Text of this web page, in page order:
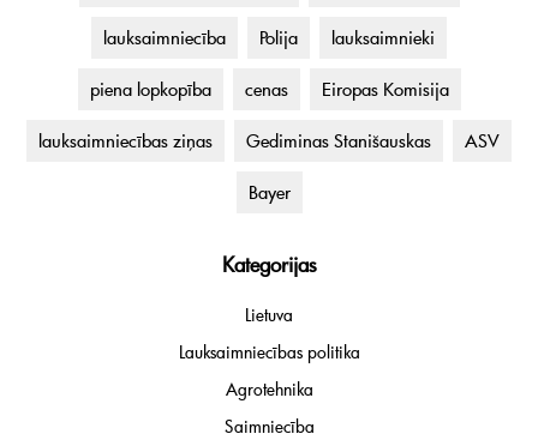
lauksaimniecība Polija lauksaimnieki
piena lopkopība cenas Eiropas Komisija
lauksaimniecības ziņas Gediminas Stanišauskas ASV
Bayer
Kategorijas
Lietuva
Lauksaimniecības politika
Agrotehnika
Saimniecība